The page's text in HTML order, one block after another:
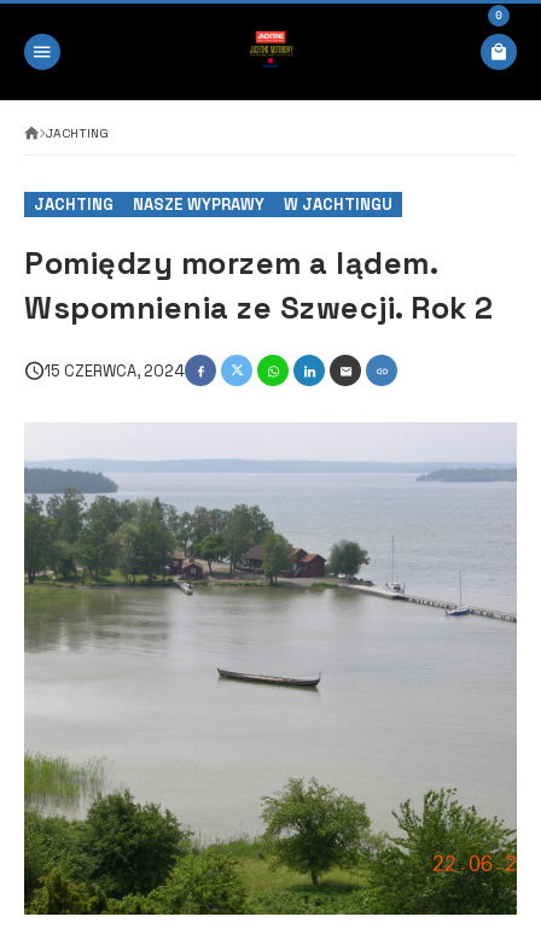
0
JACHTING
JACHTING NASZE WYPRAWY W JACHTINGU
Pomiędzy morzem a lądem.
Wspomnienia ze Szwecji. Rok 2
15 CZERWCA, 2024